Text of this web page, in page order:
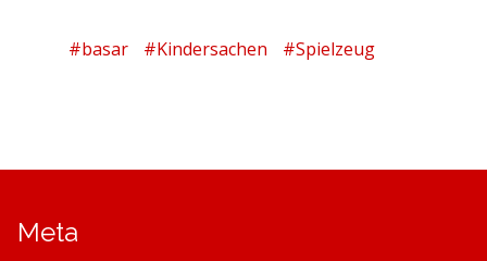
#basar #Kindersachen #Spielzeug
Meta